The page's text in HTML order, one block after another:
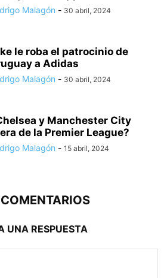
Malagón - 30 abril, 2024
le roba el patrocinio de
a Adidas
Malagón - 30 abril, 2024
y Manchester City
de la Premier League?
Malagón - 15 abril, 2024
UNA RESPUESTA